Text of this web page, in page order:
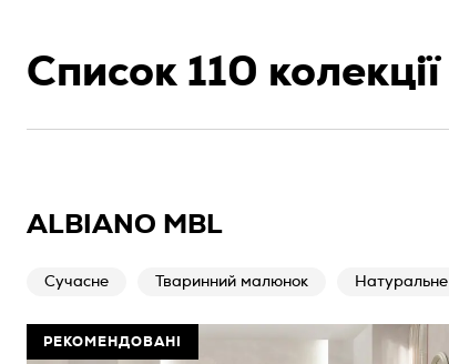
Список 110 колекції
ALBIANO MBL
Сучасне Тваринний малюнок Натуральне
РЕКОМЕНДОВАНІ